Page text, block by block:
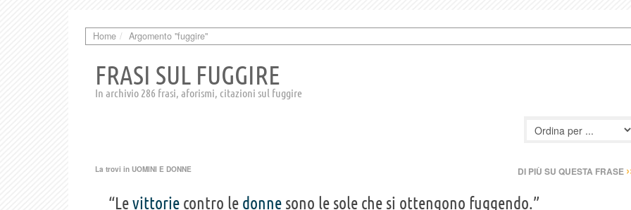
Home Argomento "fuggire"
FRASI SUL FUGGIRE
In archivio 286 frasi, aforismi, citazioni sul fuggire
La trovi in UOMINI E DONNE DI PIÙ SU QUESTA FRASE
“Levittorie contro le donne sono le sole che si ottengono fuggendo.”